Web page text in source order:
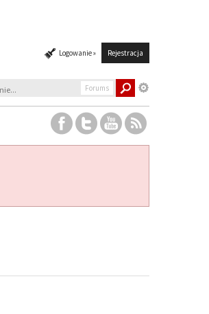
Logowanie » Rejestracja
Forums